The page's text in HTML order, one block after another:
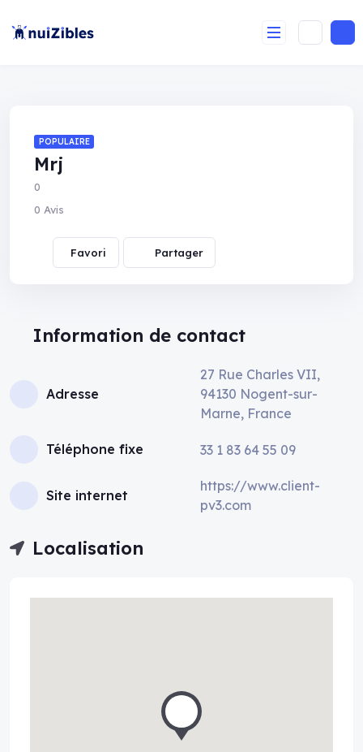
Mrj
POPULAIRE
0
0 Avis
Partager
Information de contact
Adresse
27 Rue Charles VII,
94130 Nogent-sur-
Marne, France
Téléphone fixe 33 1 83 64 55 09
Site internet
https://www.client-
pv3.com
Localisation